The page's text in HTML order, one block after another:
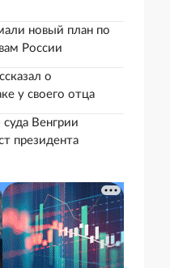
новый план по
России
о
у своего отца
суда Венгрии
президента